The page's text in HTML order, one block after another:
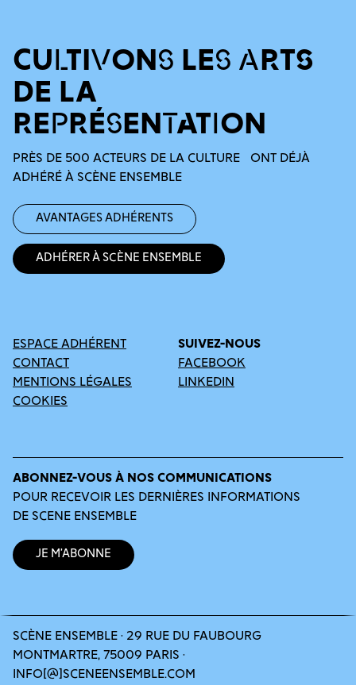
CULTIVONS LES ARTS
DE LA
REPRÉSENTATION
PRÈS DE 500 ACTEURS DE LA CULTURE ONT DÉJÀ
ADHÉRÉ À SCÈNE ENSEMBLE
Avantages adhérents
Adhérer à Scène Ensemble
ESPACE ADHÉRENT
CONTACT
MENTIONS LÉGALES
COOKIES
SUIVEZ-NOUS
FACEBOOK
LINKEDIN
ABONNEZ-VOUS À NOS COMMUNICATIONS
POUR RECEVOIR LES DERNIÈRES INFORMATIONS
DE SCENE ENSEMBLE
Je m’abonne
SCÈNE ENSEMBLE · 29 RUE DU FAUBOURG
MONTMARTRE, 75009 PARIS ·
INFO[@]SCENEENSEMBLE.COM